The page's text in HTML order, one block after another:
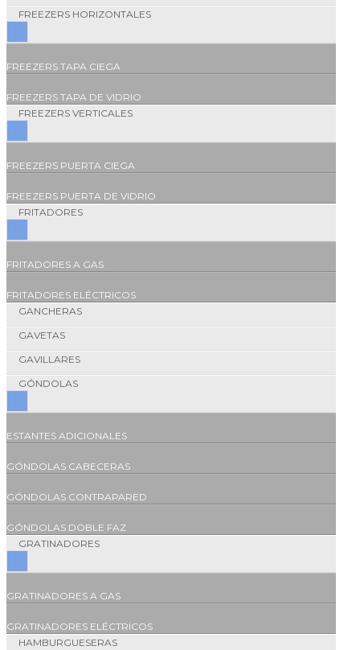
FREEZERS HORIZONTALES
FREEZERS TAPA CIEGA
FREEZERS TAPA DE VIDRIO
FREEZERS VERTICALES
FREEZERS PUERTA CIEGA
FREEZERS PUERTA DE VIDRIO
FRITADORES
FRITADORES A GAS
FRITADORES ELÉCTRICOS
GANCHERAS
GAVETAS
GAVILLARES
GÓNDOLAS
ESTANTES ADICIONALES
GÓNDOLAS CABECERAS
GÓNDOLAS CONTRAPARED
GÓNDOLAS DOBLE FAZ
GRATINADORES
GRATINADORES A GAS
GRATINADORES ELÉCTRICOS
HAMBURGUESERAS